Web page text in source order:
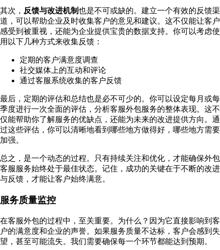
其次， 反馈与改进机制也是不可或缺的。建立一个有效的反馈渠
道，可以帮助企业及时收集客户的意见和建议。这不仅能让客户
感受到被重视，还能为企业提供宝贵的数据支持。你可以考虑使
用以下几种方式来收集反馈：
定期的客户满意度调查
社交媒体上的互动和评论
通过客服系统收集的客户反馈
最后，定期的评估和总结也是必不可少的。你可以设定每月或每
季度进行一次全面的评估，分析客服外包服务的整体表现。这不
仅能帮助你了解服务的优缺点，还能为未来的改进提供方向。通
过这些评估，你可以清晰地看到哪些地方做得好，哪些地方需要
加强。
总之，是一个动态的过程。只有持续关注和优化，才能确保外包
客服服务始终处于最佳状态。记住，成功的关键在于不断的改进
与反馈，才能让客户始终满意。
服务质量监控
在客服外包的过程中，至关重要。为什么？因为它直接影响到客
户的满意度和企业的声誉。如果服务质量不达标，客户会感到失
望，甚至可能流失。我们需要确保每一个环节都能达到预期。